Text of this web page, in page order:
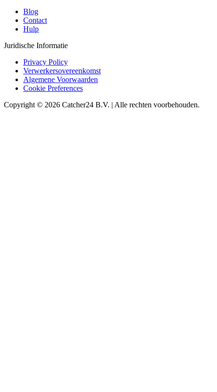
Blog
Contact
Hulp
Juridische Informatie
Privacy Policy
Verwerkersovereenkomst
Algemene Voorwaarden
Cookie Preferences
Copyright © 2026 Catcher24 B.V. | Alle rechten voorbehouden.